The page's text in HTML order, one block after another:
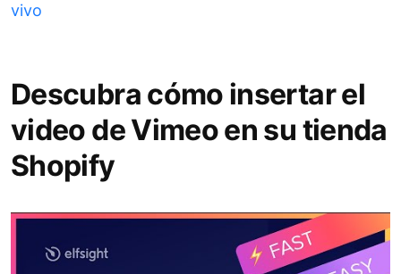
vivo
Descubra cómo insertar el
video de Vimeo en su tienda
Shopify